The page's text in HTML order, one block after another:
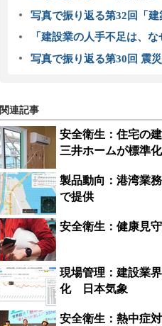
写真で振り返る第32回「建
「建設業の人手不足は、
写真で振り返る第30回 震
関連記事
安全衛生：住宅の
三井ホームが標準化
製品動向：港湾業
で提供
安全衛生：健康見
現場管理：建設業
化 日本気象
安全衛生：熱中症